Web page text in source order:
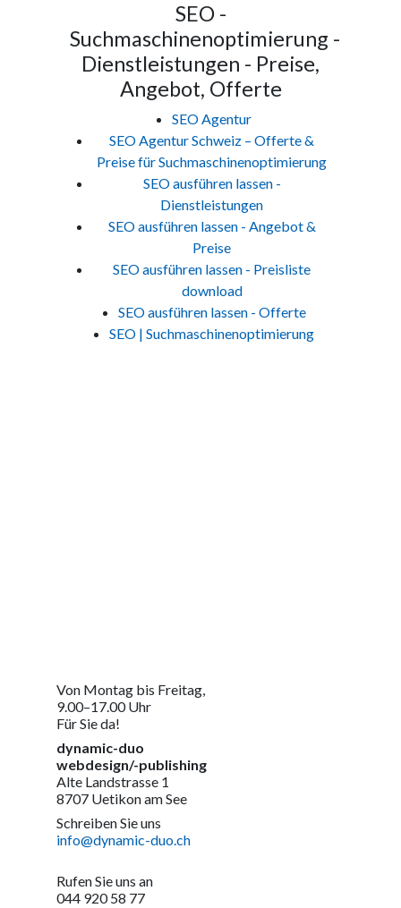
SEO -
Suchmaschinenoptimierung -
Dienstleistungen - Preise,
Angebot, Offerte
SEO Agentur
SEO Agentur Schweiz – Offerte &
Preise für Suchmaschinenoptimierung
SEO ausführen lassen -
Dienstleistungen
SEO ausführen lassen - Angebot &
Preise
SEO ausführen lassen - Preisliste
download
SEO ausführen lassen - Offerte
SEO | Suchmaschinenoptimierung
Von Montag bis Freitag,
9.00–17.00 Uhr
Für Sie da!
dynamic-duo
webdesign/-publishing
Alte Landstrasse 1
8707 Uetikon am See
Schreiben Sie uns
info@dynamic-duo.ch
Rufen Sie uns an
044 920 58 77